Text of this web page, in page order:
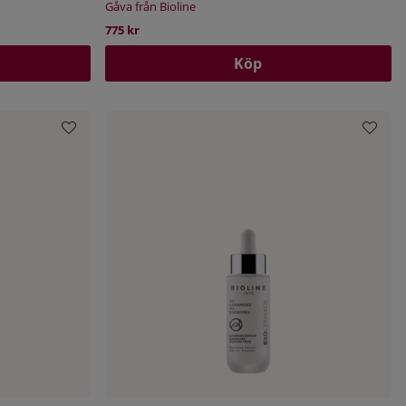
Gåva från Bioline
775 kr
Köp